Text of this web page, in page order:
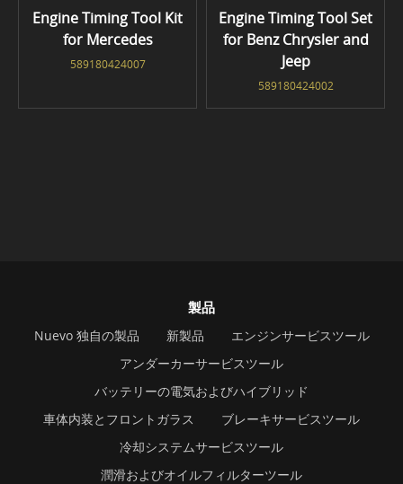
Engine Timing Tool Kit
for Mercedes
589180424007
Engine Timing Tool Set
for Benz Chrysler and
Jeep
589180424002
製品
Nuevo 独自の製品 新製品
エンジンサービスツール
アンダーカーサービスツール
バッテリーの電気およびハイブリッド
車体内装とフロントガラス
ブレーキサービスツール
冷却システムサービスツール
潤滑およびオイルフィルターツール